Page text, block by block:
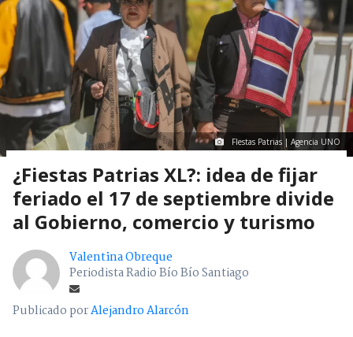
FIestas Patrias | Agencia UNO
¿Fiestas Patrias XL?: idea de fijar
feriado el 17 de septiembre divide
al Gobierno, comercio y turismo
Valentina Obreque
Periodista Radio Bío Bío Santiago
Publicado porAlejandro Alarcón